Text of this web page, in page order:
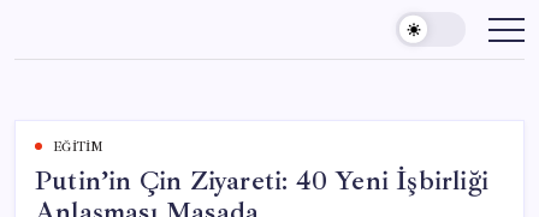
content
EĞITIM
Putin’in Çin Ziyareti: 40 Yeni İşbirliği